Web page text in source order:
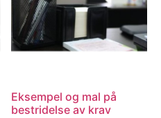
Eksempel og mal på
bestridelse av krav